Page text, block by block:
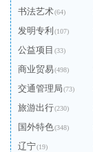
书法艺术(64)
发明专利 (107)
公益项目 (33)
商业贸易(498)
交通管理局(73)
旅游出行(230)
国外特色(348)
辽宁(19)